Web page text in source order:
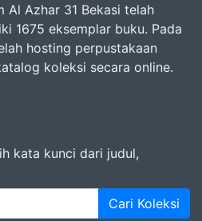
Al Azhar 31 Bekasi telah
1675 eksemplar buku. Pada
hosting perpustakaan
koleksi secara online.
kata kunci dari judul,
Cari Koleksi